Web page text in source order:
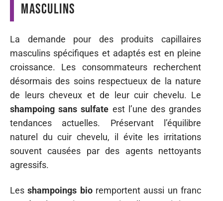
masculins
La demande pour des produits capillaires
masculins spécifiques et adaptés est en pleine
croissance. Les consommateurs recherchent
désormais des soins respectueux de la nature
de leurs cheveux et de leur cuir chevelu. Le
shampoing sans sulfate est l’une des grandes
tendances actuelles. Préservant l’équilibre
naturel du cuir chevelu, il évite les irritations
souvent causées par des agents nettoyants
agressifs.
Lesshampoings bioremportent aussi un franc